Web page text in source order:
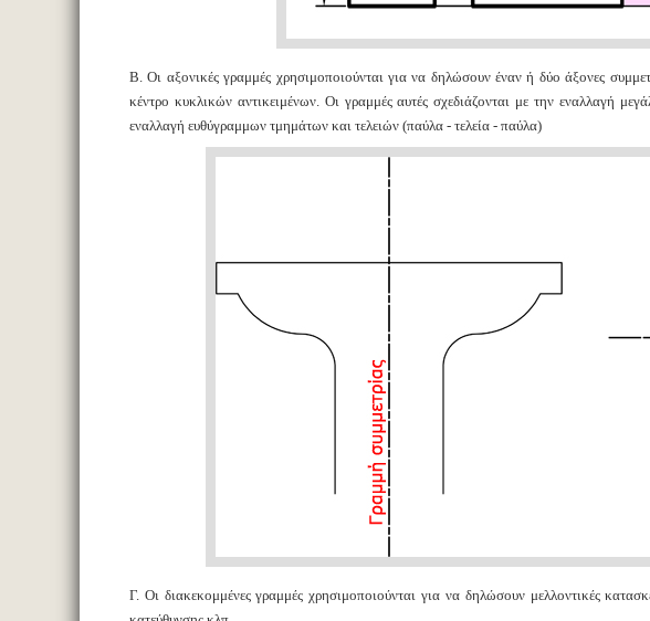
Β. Οι αξονικές γραμμές χρησιμοποιούνται για να δηλώσουν έναν ή δύο άξονες
κέντρο κυκλικών αντικειμένων. Οι γραμμές αυτές σχεδιάζονται με την εναλλαγή
εναλλαγή ευθύγραμμων τμημάτων και τελειών (παύλα - τελεία - παύλα)
Γ. Οι διακεκομμένες γραμμές χρησιμοποιούνται για να δηλώσουν μελλοντικές